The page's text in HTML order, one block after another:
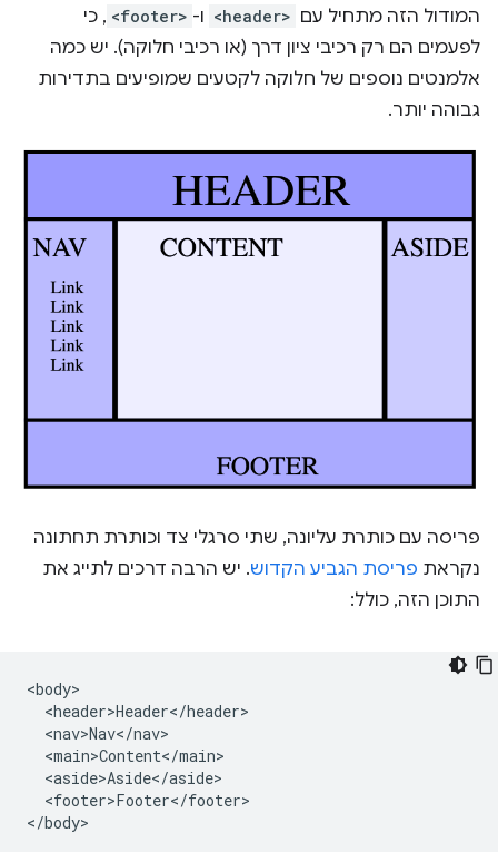
המודול הזה מתחיל עם <header> ו- <footer> , כי
לפעמים הם רק רכיבי ציון דרך (או רכיבי חלוקה). יש כמה
אלמנטים נוספים של חלוקה לקטעים שמופיעים בתדירות
גבוהה יותר.
פריסה עם כותרת עליונה, שתי סרגלי צד וכותרת תחתונה
נקראת פריסת הגביע הקדוש. יש הרבה דרכים לתייג את
התוכן הזה, כולל:
<body>
  <header>Header</header>
  <nav>Nav</nav>
  <main>Content</main>
  <aside>Aside</aside>
  <footer>Footer</footer>